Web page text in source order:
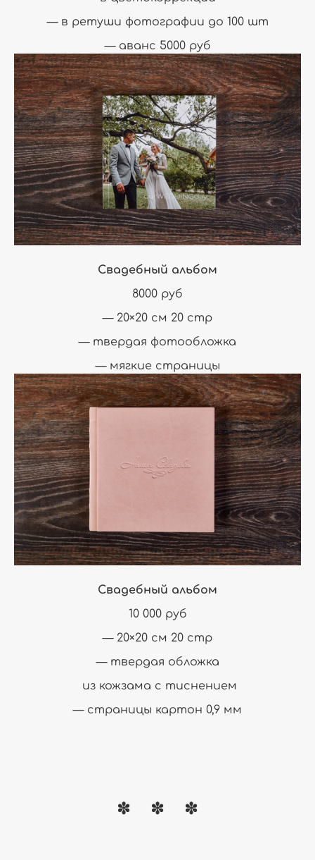
— в ретуши фотографии до 100 шт
— аванс 5000 руб
Свадебный альбом
8000 руб
— 20×20 см 20 стр
— твердая фотообложка
— мягкие страницы
Свадебный альбом
10 000 руб
— 20×20 см 20 стр
— твердая обложка
из кожзама с тиснением
— страницы картон 0,9 мм